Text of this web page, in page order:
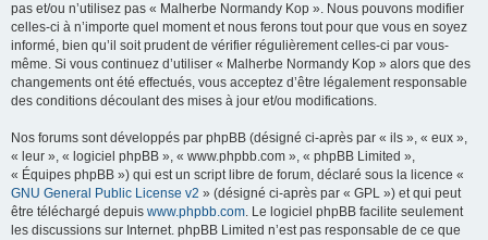
pas et/ou n’utilisez pas « Malherbe Normandy Kop ». Nous pouvons modifier
celles-ci à n’importe quel moment et nous ferons tout pour que vous en soyez
informé, bien qu’il soit prudent de vérifier régulièrement celles-ci par vous-
même. Si vous continuez d’utiliser « Malherbe Normandy Kop » alors que des
changements ont été effectués, vous acceptez d’être légalement responsable
des conditions découlant des mises à jour et/ou modifications.
Nos forums sont développés par phpBB (désigné ci-après par « ils », « eux »,
« leur », « logiciel phpBB », « www.phpbb.com », « phpBB Limited »,
« Équipes phpBB ») qui est un script libre de forum, déclaré sous la licence «
GNU General Public License v2 » (désigné ci-après par « GPL ») et qui peut
être téléchargé depuis www.phpbb.com. Le logiciel phpBB facilite seulement
les discussions sur Internet. phpBB Limited n’est pas responsable de ce que